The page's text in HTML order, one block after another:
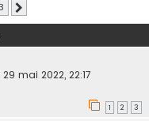
r
c
r
r
c
r
29 mai 2022, 22:17
1 2 3